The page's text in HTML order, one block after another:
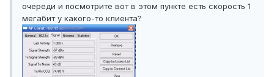
очереди и посмотрите вот в этом пункте есть скорость 1
мегабит у какого-то клиента?